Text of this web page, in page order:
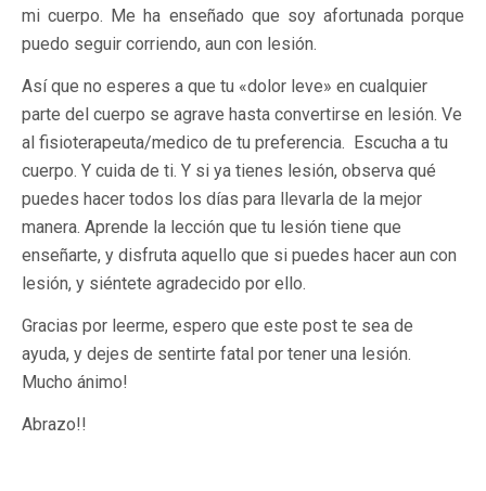
mi cuerpo. Me ha enseñado que soy afortunada porque
puedo seguir corriendo, aun con lesión.
Así que no esperes a que tu «dolor leve» en cualquier
parte del cuerpo se agrave hasta convertirse en lesión. Ve
al fisioterapeuta/medico de tu preferencia. Escucha a tu
cuerpo. Y cuida de ti. Y si ya tienes lesión, observa qué
puedes hacer todos los días para llevarla de la mejor
manera. Aprende la lección que tu lesión tiene que
enseñarte, y disfruta aquello que si puedes hacer aun con
lesión, y siéntete agradecido por ello.
Gracias por leerme, espero que este post te sea de
ayuda, y dejes de sentirte fatal por tener una lesión.
Mucho ánimo!
Abrazo!!